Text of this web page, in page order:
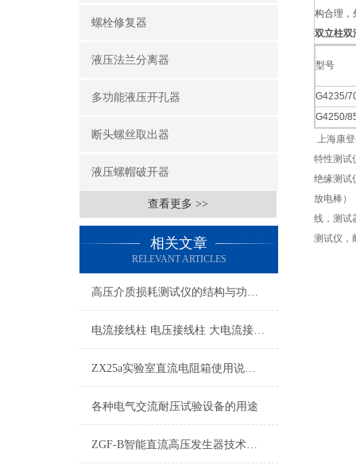
螺栓修复器
液压法兰分离器
多功能液压开孔器
断头螺丝取出器
液压螺帽破开器
查看更多 >>
相关文章
RELEVANT ARTICLES
高压介质损耗测试仪的结构与功能说明
电流接线柱 电压接线柱 大电流接线柱
ZX25a实验室直流电阻箱使用说明书
各种电气交流耐压试验设备的用途
ZGF-B智能直流高压发生器技术特点
构合理，
双立柱双
型号
G4235/
G4250/
上海康
特性测试
绝缘测试
放电棒）
线，测试
测试仪，